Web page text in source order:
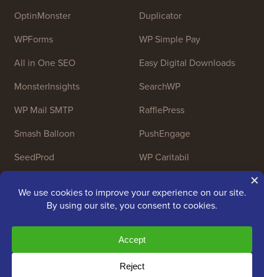
OptinMonster
WPForms
All in One SEO
MonsterInsights
WP Mail SMTP
Smash Balloon
SeedProd
Duplicator
WP Simple Pay
Easy Digital Downloads
SearchWP
RafflePress
PushEngage
WP Caritabil
Copyright © 2009 - 2026 WPBeginner LLC. Toate
drepturile rezervate. WPBeginner® este o marcă